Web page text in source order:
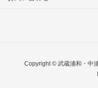
Copyright © 武蔵浦和・中